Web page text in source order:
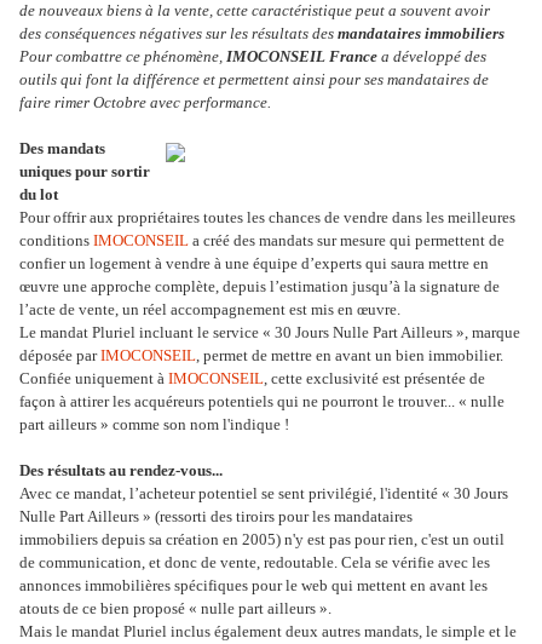
de nouveaux biens à la vente, cette caractéristique peut a souvent avoir
des conséquences négatives sur les résultats des mandataires immobiliers
Pour combattre ce phénomène, IMOCONSEIL France a développé des
outils qui font la différence et permettent ainsi pour ses mandataires de
faire rimer Octobre avec performance.
Des mandats
uniques pour sortir
du lot
Pour offrir aux propriétaires toutes les chances de vendre dans les meilleures
conditions IMOCONSEIL a créé des mandats sur mesure qui permettent de
confier un logement à vendre à une équipe d’experts qui saura mettre en
œuvre une approche complète, depuis l’estimation jusqu’à la signature de
l’acte de vente, un réel accompagnement est mis en œuvre.
Le mandat Pluriel incluant le service « 30 Jours Nulle Part Ailleurs », marque
déposée par IMOCONSEIL, permet de mettre en avant un bien immobilier.
Confiée uniquement à IMOCONSEIL, cette exclusivité est présentée de
façon à attirer les acquéreurs potentiels qui ne pourront le trouver... « nulle
part ailleurs » comme son nom l'indique !
Des résultats au rendez-vous...
Avec ce mandat, l’acheteur potentiel se sent privilégié, l'identité « 30 Jours
Nulle Part Ailleurs » (ressorti des tiroirs pour les mandataires
immobiliers depuis sa création en 2005) n'y est pas pour rien, c'est un outil
de communication, et donc de vente, redoutable. Cela se vérifie avec les
annonces immobilières spécifiques pour le web qui mettent en avant les
atouts de ce bien proposé « nulle part ailleurs ».
Mais le mandat Pluriel inclus également deux autres mandats, le simple et le